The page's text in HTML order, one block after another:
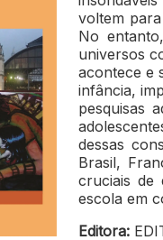
voltem
No
universos
acontece e
infância,
pesquisas
dessas
Brasil,
cruciais de
escola em
Editora: